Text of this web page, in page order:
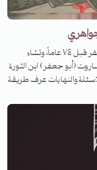
كتب محمد مهدي الجواهري قصيدة رثاء في أخيه جعفر قبل ٧٤ عاماً، وتشاء
(أبو جعفر) ابن الثورة
الأسمر وحارسها الشجاع، الذي تقحّم الموت غير آبه بالأسئلة والنهايات عرف طريقة